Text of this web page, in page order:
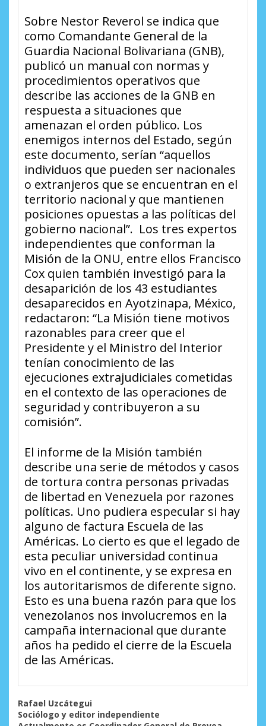
Sobre Nestor Reverol se indica que
como Comandante General de la
Guardia Nacional Bolivariana (GNB),
publicó un manual con normas y
procedimientos operativos que
describe las acciones de la GNB en
respuesta a situaciones que
amenazan el orden público. Los
enemigos internos del Estado, según
este documento, serían “aquellos
individuos que pueden ser nacionales
o extranjeros que se encuentran en el
territorio nacional y que mantienen
posiciones opuestas a las políticas del
gobierno nacional”. Los tres expertos
independientes que conforman la
Misión de la ONU, entre ellos Francisco
Cox quien también investigó para la
desaparición de los 43 estudiantes
desaparecidos en Ayotzinapa, México,
redactaron: “La Misión tiene motivos
razonables para creer que el
Presidente y el Ministro del Interior
tenían conocimiento de las
ejecuciones extrajudiciales cometidas
en el contexto de las operaciones de
seguridad y contribuyeron a su
comisión”.
El informe de la Misión también
describe una serie de métodos y casos
de tortura contra personas privadas
de libertad en Venezuela por razones
políticas. Uno pudiera especular si hay
alguno de factura Escuela de las
Américas. Lo cierto es que el legado de
esta peculiar universidad continua
vivo en el continente, y se expresa en
los autoritarismos de diferente signo.
Esto es una buena razón para que los
venezolanos nos involucremos en la
campaña internacional que durante
años ha pedido el cierre de la Escuela
de las Américas.
Rafael Uzcátegui
Sociólogo y editor independiente